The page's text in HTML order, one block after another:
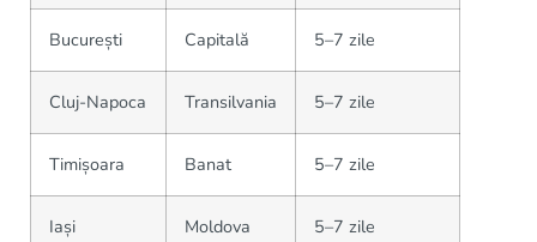
București Capitală 5–7 zile
Cluj-Napoca Transilvania 5–7 zile
Timișoara Banat 5–7 zile
Iași Moldova 5–7 zile